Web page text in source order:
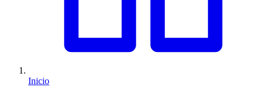
Inicio